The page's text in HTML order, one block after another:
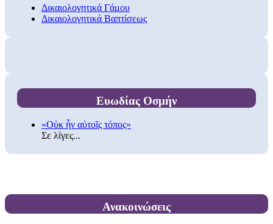
Δικαιολογητικά Γάμου
Δικαιολογητικά Βαπτίσεως
Ευωδίας Οσμήν
«Οὐκ ἦν αὐτοῖς τόπος»
Σε λίγες...
Ανακοινώσεις